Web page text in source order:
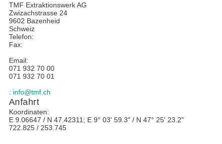
TMF Extraktionswerk AG
Zwizachstrasse 24
9602 Bazenheid
Schweiz
Telefon:
Fax:
Email:
071 932 70 00
071 932 70 01
: info@tmf.ch
Anfahrt
Koordinaten:
E 9.06647 / N 47.42311; E 9° 03' 59.3" / N 47° 25' 23.2"
722.825 / 253.745